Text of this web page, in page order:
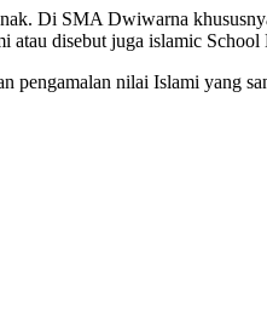
Di SMA Dwiwarna
disebut juga islamic School
pengamalan nilai Islami yang